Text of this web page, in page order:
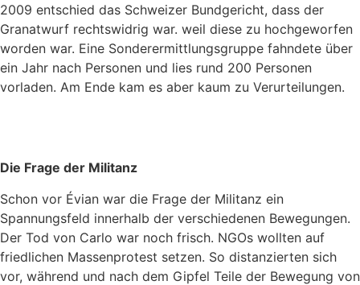
2009 entschied das Schweizer Bundgericht, dass der
Granatwurf rechtswidrig war. weil diese zu hochgeworfen
worden war. Eine Sonderermittlungsgruppe fahndete über
ein Jahr nach Personen und lies rund 200 Personen
vorladen. Am Ende kam es aber kaum zu Verurteilungen.
Die Frage der Militanz
Schon vor Évian war die Frage der Militanz ein
Spannungsfeld innerhalb der verschiedenen Bewegungen.
Der Tod von Carlo war noch frisch. NGOs wollten auf
friedlichen Massenprotest setzen. So distanzierten sich
vor, während und nach dem Gipfel Teile der Bewegung von